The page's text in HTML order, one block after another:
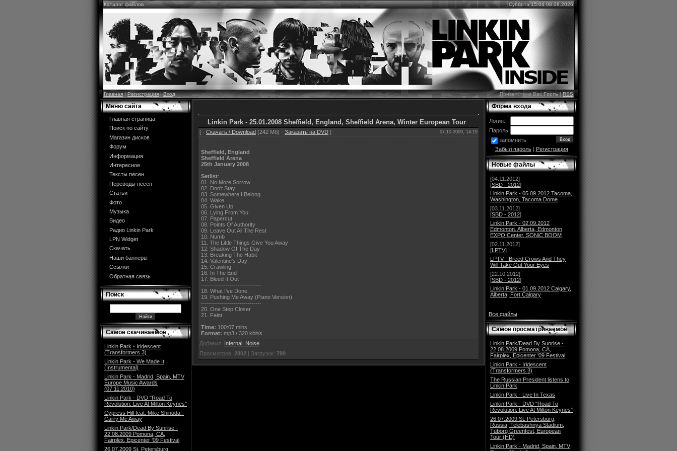
Каталог файлов Суббота 15:04 08.08.2026
Главная|Регистрация|Вход Приветствую ВасГость|RSS
Меню сайта
Главная страница
Поиск по сайту
Магазин дисков
Форум
Информация
Интересное
Тексты песен
Переводы песен
Статьи
Фото
Музыка
Видео
Радио Linkin Park
LPN Widget
Скачать
Наши баннеры
Ссылки
Обратная связь
Поиск
Самое скачиваемое
Linkin Park - Iridescent
(Transformers 3)
Linkin Park - We Made It
(Instrumental)
Linkin Park - Madrid, Spain, MTV
Europe Music Awards
(07.11.2010)
Linkin Park - DVD "Road To
Revolution: Live At Milton Keynes"
Cypress Hill feat. Mike Shinoda -
Carry Me Away
Linkin Park/Dead By Sunrise -
22.08.2009 Pomona, CA,
Fairplex, Epicenter '09 Festival
26.07.2009 St. Petersburg,
Linkin Park - 25.01.2008 Sheffield, England, Sheffield Arena, Winter European Tour
[ · Скачать / Download (242 Мб) · Заказать на DVD ] 07.10.2009, 14:19
Sheffield, England
Sheffield Arena
25th January 2008
Setlist:
01. No More Sorrow
02. Don't Stay
03. Somewhere I Belong
04. Wake
05. Given Up
06. Lying From You
07. Papercut
08. Points Of Authority
09. Leave Out All The Rest
10. Numb
11. The Little Things Give You Away
12. Shadow Of The Day
13. Breaking The Habit
14. Valentine's Day
15. Crawling
16. In The End
17. Bleed It Out
------------------------------
18. What I've Done
19. Pushing Me Away (Piano Version)
------------------------------
20. One Step Closer
21. Faint
Time: 100:07 mins
Format: mp3 / 320 kbit/s
Добавил: Infernal_Noise
Просмотров: 2802 | Загрузок: 790
Форма входа
Логин:
Пароль:
запомнить
Забыл пароль| Регистрация
Новые файлы
[04.11.2012]
[SBD - 2012]
Linkin Park - 05.09.2012 Tacoma,
Washington, Tacoma Dome
[03.11.2012]
[SBD - 2012]
Linkin Park - 02.09.2012
Edmonton, Alberta, Edmonton
EXPO Center, SONiC BOOM
[02.11.2012]
[LPTV]
LPTV - Breed Crows And They
Will Take Out Your Eyes
[22.10.2012]
[SBD - 2012]
Linkin Park - 01.09.2012 Calgary,
Alberta, Fort Calgary
Все файлы
Самое просматриваемое
Linkin Park/Dead By Sunrise -
22.08.2009 Pomona, CA,
Fairplex, Epicenter '09 Festival
Linkin Park - Iridescent
(Transformers 3)
The Russian President listens to
Linkin Park
Linkin Park - Live In Texas
Linkin Park - DVD "Road To
Revolution: Live At Milton Keynes"
26.07.2009 St. Petersburg,
Russia, Telebashnya Stadium,
Tuborg Greenfest, European
Tour (HD)
Linkin Park - Madrid, Spain, MTV